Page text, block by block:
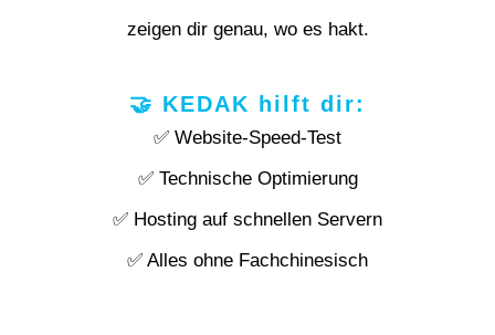
zeigen dir genau, wo es hakt.
🤝 KEDAK hilft dir:
✅ Website-Speed-Test
✅ Technische Optimierung
✅ Hosting auf schnellen Servern
✅ Alles ohne Fachchinesisch